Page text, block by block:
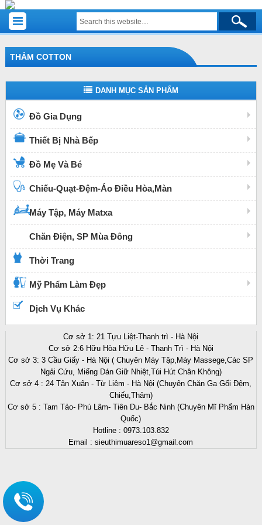
THẢM COTTON
DANH MỤC SẢN PHẨM
Đồ Gia Dụng
Thiết Bị Nhà Bếp
Đồ Mẹ Và Bé
Chiếu-Quạt-Đệm-Áo Điều Hòa,Màn
Máy Tập, Máy Matxa
Chăn Điện, SP Mùa Đông
Thời Trang
Mỹ Phẩm Làm Đẹp
Dịch Vụ Khác
Cơ sở 1: 21 Tựu Liệt-Thanh trì - Hà Nội
Cơ sở 2:6 Hữu Hòa Hữu Lê - Thanh Trì - Hà Nội
Cơ sở 3: 3 Cầu Giấy - Hà Nội ( Chuyên Máy Tập,Máy Massege,Các SP
Ngải Cứu, Miếng Dán Giữ Nhiệt,Túi Hút Chân Không)
Cơ sở 4 : 24 Tân Xuân - Từ Liêm - Hà Nội (Chuyên Chăn Ga Gối Đệm,
Chiếu,Thảm)
Cơ sở 5 : Tam Tảo- Phú Lâm- Tiên Du- Bắc Ninh (Chuyên Mĩ Phẩm Hàn
Quốc)
Hotline : 0973.103.832
Email : sieuthimuareso1@gmail.com